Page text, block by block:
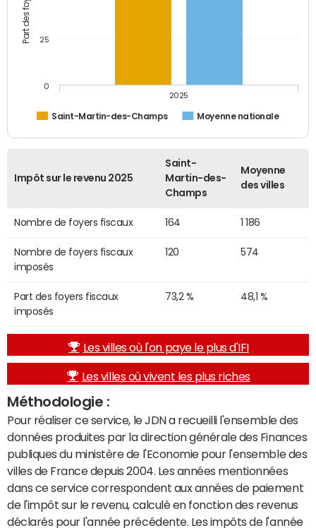
Saint-Martin-des-Champs Moyenne nationale
2025
0
25
Impôt sur le revenu 2025
Saint-
Martin-des-
Champs
Moyenne
des villes
Nombre de foyers fiscaux 164 1 186
Nombre de foyers fiscaux
imposés
120 574
Part des foyers fiscaux
imposés
73,2 % 48,1 %
Les villes où l'on paye le plus d'IFI
Les villes où vivent les plus riches
Méthodologie :
Pour réaliser ce service, le JDN a recueilli l'ensemble des
données produites par la direction générale des Finances
publiques du ministère de l'Economie pour l'ensemble des
villes de France depuis 2004. Les années mentionnées
dans ce service correspondent aux années de paiement
de l'impôt sur le revenu, calculé en fonction des revenus
déclarés pour l'année précédente. Les impôts de l'année